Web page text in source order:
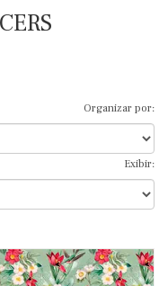
Organizar por:
Exibir: